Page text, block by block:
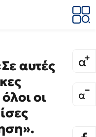
αυτές
οι